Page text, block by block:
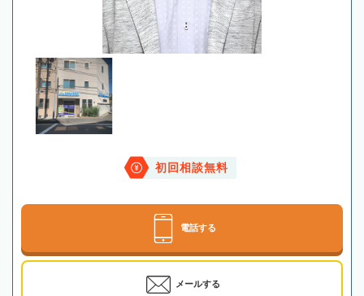
初回相談無料
電話する
メールする